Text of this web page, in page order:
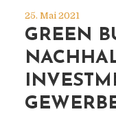
25. Mai 2021
GREEN